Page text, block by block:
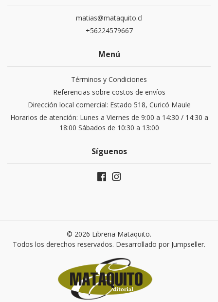
matias@mataquito.cl
+56224579667
Menú
Términos y Condiciones
Referencias sobre costos de envíos
Dirección local comercial: Estado 518, Curicó Maule
Horarios de atención: Lunes a Viernes de 9:00 a 14:30 / 14:30 a
18:00 Sábados de 10:30 a 13:00
Síguenos
© 2026 Libreria Mataquito.
Todos los derechos reservados. Desarrollado por Jumpseller.